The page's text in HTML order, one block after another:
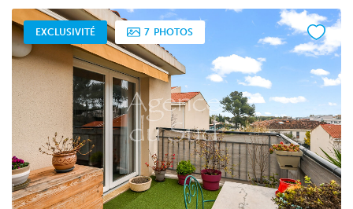
EXCLUSIVITÉ 7 PHOTOS